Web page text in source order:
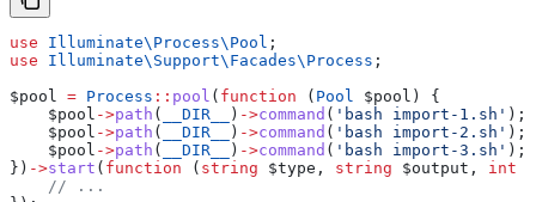
use Illuminate\Process\ Pool ;
use Illuminate\Support\Facades\ Process ;
$pool
= Process :: pool ( function ( Pool $pool ) {
    $pool
->path ( __DIR__ ) ->command ( 'bash import-1.sh' );
    $pool
->path ( __DIR__ ) ->command ( 'bash import-2.sh' );
    $pool
->path ( __DIR__ ) ->command ( 'bash import-3.sh' );
}) ->start ( function ( string $type , string $output , int
    // ...